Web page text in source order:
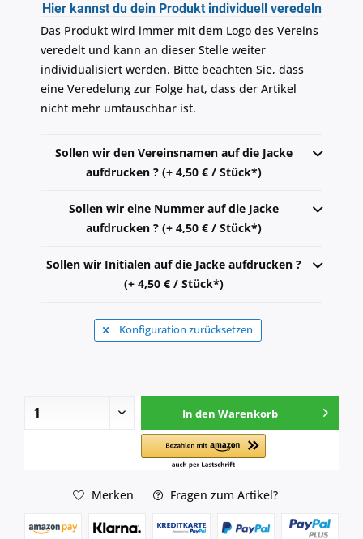
Hier kannst du dein Produkt individuell veredeln
Das Produkt wird immer mit dem Logo des Vereins
veredelt und kann an dieser Stelle weiter
individualisiert werden. Bitte beachten Sie, dass
eine Veredelung zur Folge hat, dass der Artikel
nicht mehr umtauschbar ist.
Sollen wir den Vereinsnamen auf die Jacke
aufdrucken ? (+ 4,50 € / Stück*)
Sollen wir eine Nummer auf die Jacke
aufdrucken ? (+ 4,50 € / Stück*)
Sollen wir Initialen auf die Jacke aufdrucken ?
(+ 4,50 € / Stück*)
Konfiguration zurücksetzen
In den Warenkorb
Merken Fragen zum Artikel?